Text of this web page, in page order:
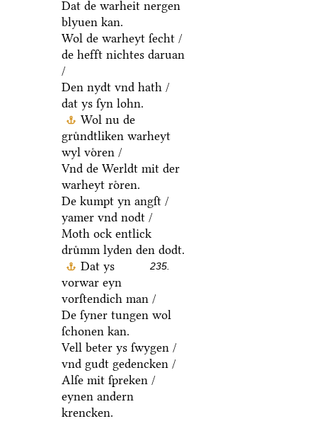
Dat de warheit nergen
blyuen kan.
Wol de warheyt ſecht /
de hefft nichtes daruan
/
Den nydt vnd hath /
dat ys ſyn lohn.
Wol nu de
gruͤndtliken warheyt
wyl voͤren /
Vnd de Werldt mit der
warheyt roͤren.
De kumpt yn angſt /
yamer vnd nodt /
Moth ock entlick
druͤmm lyden den dodt.
235.
Dat ys
vorwar eyn
vorſtendich man /
De ſyner tungen wol
ſchonen kan.
Vell beter ys ſwygen /
vnd gudt gedencken /
Alſe mit ſpreken /
eynen andern
krencken.